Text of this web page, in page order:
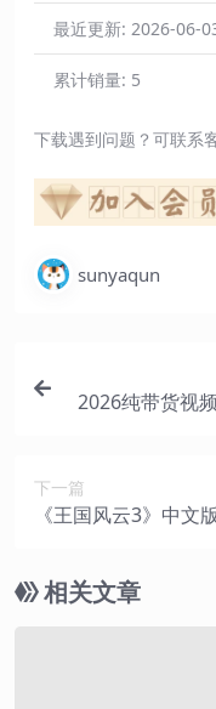
最近更新: 2026-06-
累计销量: 5
下载遇到问题？可联系
sunyaqun
2026纯带货视
下一篇
《王国风云3》中文版
相关文章